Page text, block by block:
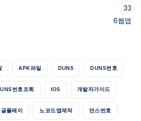
33
웹앱
6
APK파일 DUNS DUNS번호
번호조회 IOS 개발자가이드
플레이 노코드앱제작 던스번호